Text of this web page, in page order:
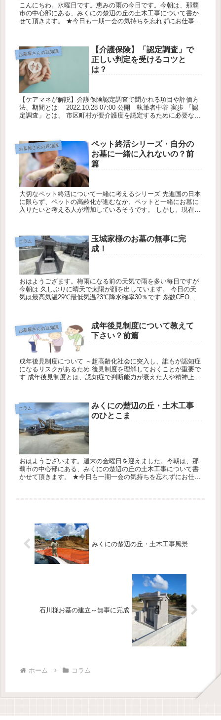
こんにちわ。水曜日です。恵みの雨の今日です。今朝は、那覇
市の中心部にある、みくにの楚辺の丘の土木工事について書か
せて頂きます。 ★今日も一期一会の気持ちを忘れずにお仕事さ
お墓屋さんの豆知識
【介護保険】「認定調査」で
正しい判定を受けるコツと
は？
【ケアマネが解説】介護保険認定調査で聞かれる項目や評価方
法、期間とは 2022.10.28 07:00 公開 執筆者中谷 実歩 「認
定調査」とは、 市区町村が要介護度を認定するために必要な調
お墓屋さんの豆知識
ペット終活シリーズ・自分の
お墓に一緒に入れないの？前
篇
大切なペット終活について一緒に考えるシリーズ 先進国の日本
に限らず、ペットの高齢化が進むなか、ペットと一緒にお墓に
入りたいと考える人が増加しているそうです。 しかし、現在の
コラム
玉城家様のお墓の無事に完
成！
おはようござます。梅雨になる前の天気で雨を多い毎日ですが
今朝は 久しぶりに晴天で太陽が顔を出しています。 今日の天
気は最高気温29℃最低気温23℃降水確率30％です 糸数CEO お
お墓屋さんの豆知識
成年後見制度について教えて
下さい？前篇
成年後見制度について ～超高齢化社会に突入し、誰もが認知症
になるリスクがあるため 後見制度を理解しておくことが重要で
す 成年後見制度とは、認知症で判断能力が衰えた人や精神上の
コラム
みくにの楚辺の丘・土木工事
のひとこま
おはようございます。週末の金曜日を迎えました。今朝は、那
覇市の中心部にある、みくにの楚辺の丘の土木工事について書
かせて頂きます。 ★今日も一期一会の気持ちを忘れずにお仕事
みくにの楚辺の丘・土木工事風景
石川様お墓の建立～無事に完成
ホーム コラム